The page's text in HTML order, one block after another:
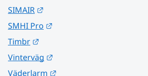
SIMAIR
SMHI Pro
Timbr
Vinterväg
Väderlarm